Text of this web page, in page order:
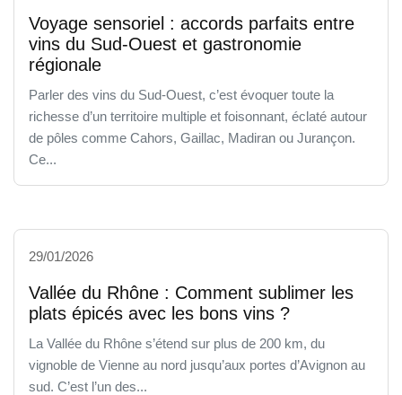
Voyage sensoriel : accords parfaits entre
vins du Sud-Ouest et gastronomie
régionale
Parler des vins du Sud-Ouest, c’est évoquer toute la
richesse d’un territoire multiple et foisonnant, éclaté autour
de pôles comme Cahors, Gaillac, Madiran ou Jurançon.
Ce...
29/01/2026
Vallée du Rhône : Comment sublimer les
plats épicés avec les bons vins ?
La Vallée du Rhône s’étend sur plus de 200 km, du
vignoble de Vienne au nord jusqu’aux portes d’Avignon au
sud. C’est l’un des...